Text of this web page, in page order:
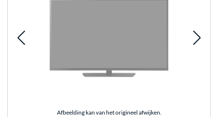
Afbeelding kan van het origineel afwijken.